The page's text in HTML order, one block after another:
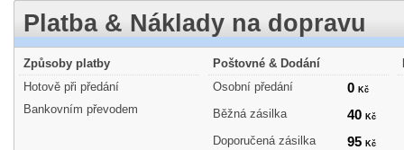
Platba & Náklady na dopravu
Způsoby platby
Hotově při předání
Bankovním převodem
Poštovné & Dodání
Osobní předání
0 Kč
Běžná zásilka 40 Kč
Doporučená zásilka 95 Kč